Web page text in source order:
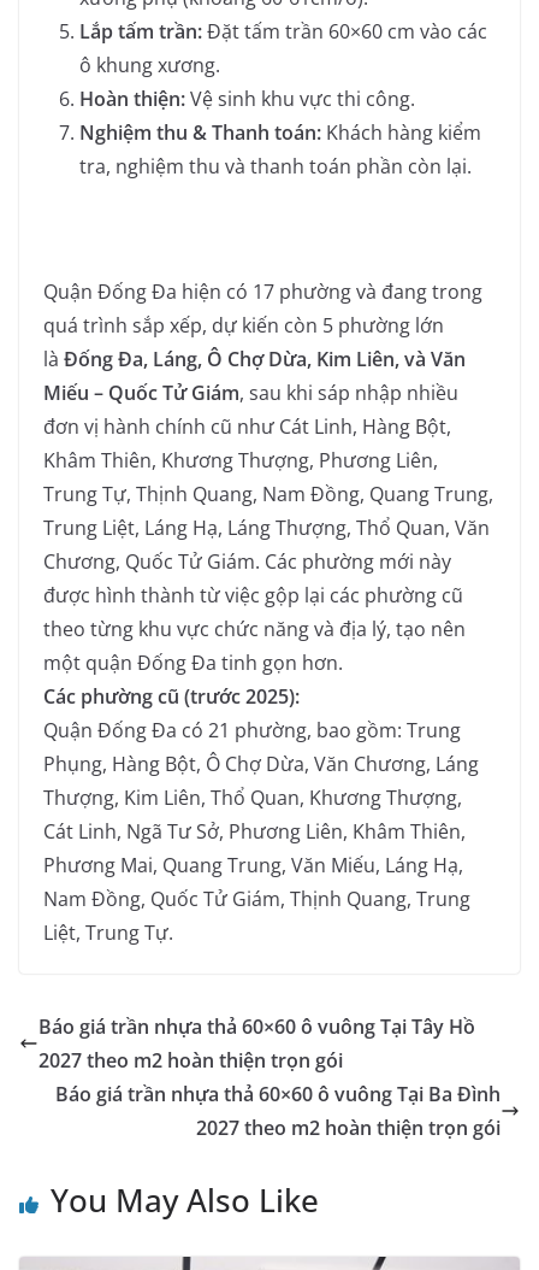
Lắp tấm trần:Đặt tấm trần 60×60 cm vào các
ô khung xương.
Hoàn thiện:Vệ sinh khu vực thi công.
Nghiệm thu & Thanh toán: Khách hàng kiểm
tra, nghiệm thu và thanh toán phần còn lại.
Quận Đống Đa hiện có 17 phường và đang trong
quá trình sắp xếp, dự kiến còn 5 phường lớn
là Đống Đa, Láng, Ô Chợ Dừa, Kim Liên, và Văn
Miếu – Quốc Tử Giám, sau khi sáp nhập nhiều
đơn vị hành chính cũ như Cát Linh, Hàng Bột,
Khâm Thiên, Khương Thượng, Phương Liên,
Trung Tự, Thịnh Quang, Nam Đồng, Quang Trung,
Trung Liệt, Láng Hạ, Láng Thượng, Thổ Quan, Văn
Chương, Quốc Tử Giám. Các phường mới này
được hình thành từ việc gộp lại các phường cũ
theo từng khu vực chức năng và địa lý, tạo nên
một quận Đống Đa tinh gọn hơn.
Các phường cũ (trước 2025):
Quận Đống Đa có 21 phường, bao gồm: Trung
Phụng, Hàng Bột, Ô Chợ Dừa, Văn Chương, Láng
Thượng, Kim Liên, Thổ Quan, Khương Thượng,
Cát Linh, Ngã Tư Sở, Phương Liên, Khâm Thiên,
Phương Mai, Quang Trung, Văn Miếu, Láng Hạ,
Nam Đồng, Quốc Tử Giám, Thịnh Quang, Trung
Liệt, Trung Tự.
Báo giá trần nhựa thả 60×60 ô vuông Tại Tây Hồ
2027 theo m2 hoàn thiện trọn gói
Báo giá trần nhựa thả 60×60 ô vuông Tại Ba Đình
2027 theo m2 hoàn thiện trọn gói
You May Also Like